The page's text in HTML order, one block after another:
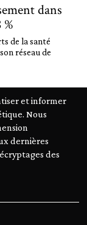
dans
de la santé
réseau de
et informer
Nous
dernières
des